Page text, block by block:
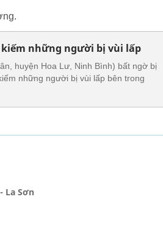
những người bị vùi lấp
huyện Hoa Lư, Ninh Bình) bất ngờ bị
những người bị vùi lấp bên trong
La Sơn